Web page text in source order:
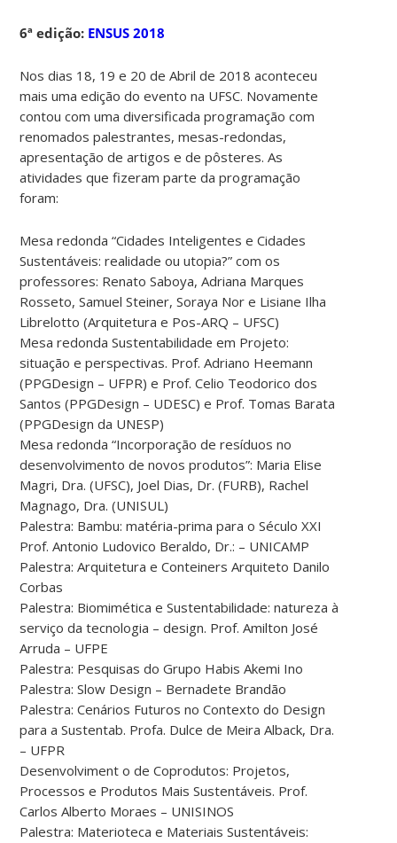
6ª edição: ENSUS 2018
Nos dias 18, 19 e 20 de Abril de 2018 aconteceu
mais uma edição do evento na UFSC. Novamente
contou com uma diversificada programação com
renomados palestrantes, mesas-redondas,
apresentação de artigos e de pôsteres. As
atividades que fizeram parte da programação
foram:
Mesa redonda “Cidades Inteligentes e Cidades
Sustentáveis: realidade ou utopia?” com os
professores: Renato Saboya, Adriana Marques
Rosseto, Samuel Steiner, Soraya Nor e Lisiane Ilha
Librelotto (Arquitetura e Pos-ARQ – UFSC)
Mesa redonda Sustentabilidade em Projeto:
situação e perspectivas. Prof. Adriano Heemann
(PPGDesign – UFPR) e Prof. Celio Teodorico dos
Santos (PPGDesign – UDESC) e Prof. Tomas Barata
(PPGDesign da UNESP)
Mesa redonda “Incorporação de resíduos no
desenvolvimento de novos produtos”: Maria Elise
Magri, Dra. (UFSC), Joel Dias, Dr. (FURB), Rachel
Magnago, Dra. (UNISUL)
Palestra: Bambu: matéria-prima para o Século XXI
Prof. Antonio Ludovico Beraldo, Dr.: – UNICAMP
Palestra: Arquitetura e Conteiners Arquiteto Danilo
Corbas
Palestra: Biomimética e Sustentabilidade: natureza à
serviço da tecnologia – design. Prof. Amilton José
Arruda – UFPE
Palestra: Pesquisas do Grupo Habis Akemi Ino
Palestra: Slow Design – Bernadete Brandão
Palestra: Cenários Futuros no Contexto do Design
para a Sustentab. Profa. Dulce de Meira Alback, Dra.
– UFPR
Desenvolviment o de Coprodutos: Projetos,
Processos e Produtos Mais Sustentáveis. Prof.
Carlos Alberto Moraes – UNISINOS
Palestra: Materioteca e Materiais Sustentáveis: